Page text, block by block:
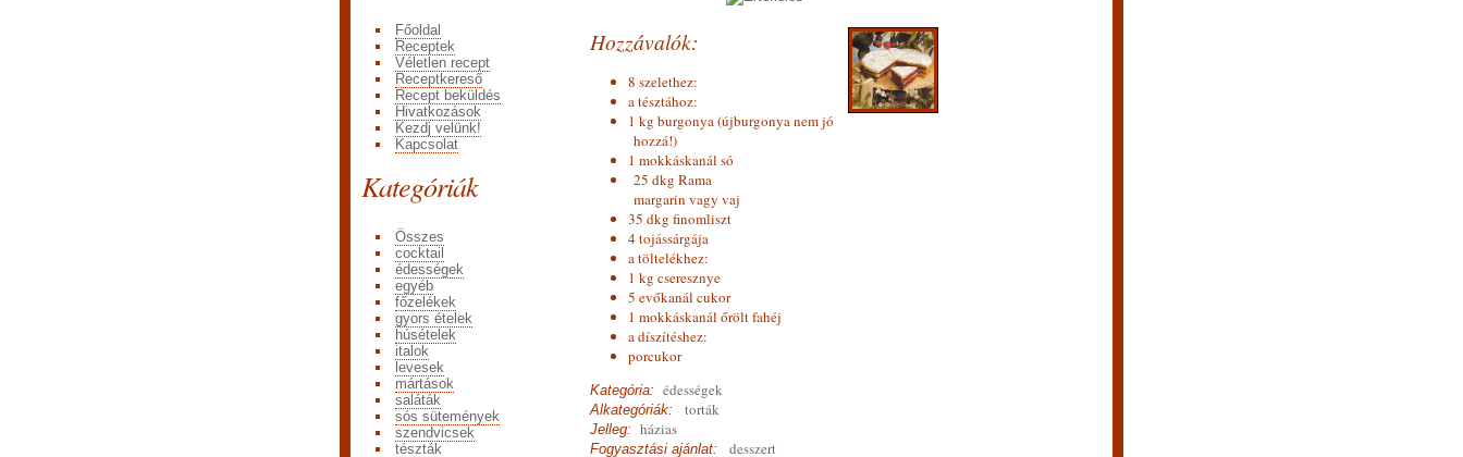
Főoldal
Receptek
Véletlen recept
Receptkereső
Recept beküldés
Hivatkozások
Kezdj velünk!
Kapcsolat
Kategóriák
Összes
cocktail
édességek
egyéb
főzelékek
gyors ételek
húsételek
italok
levesek
mártások
saláták
sós sütemények
szendvicsek
tészták
Hozzávalók:
8 szelethez:
a tésztához:
1 kg burgonya (újburgonya nem jó
hozzá!)
1 mokkáskanál só
25 dkg Rama
margarin vagy vaj
35 dkg finomliszt
4 tojássárgája
a töltelékhez:
1 kg cseresznye
5 evőkanál cukor
1 mokkáskanál őrölt fahéj
a díszítéshez:
porcukor
Kategória: édességek
Alkategóriák: torták
Jelleg: házias
Fogyasztási ajánlat: desszert